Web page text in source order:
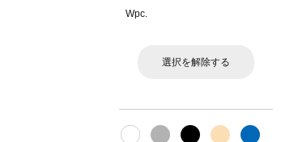
Wpc.
選択を解除する